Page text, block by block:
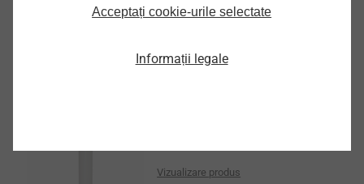
Vizualizare produs
Vizualizare produs
Acceptați cookie-urile selectate
Informații legale